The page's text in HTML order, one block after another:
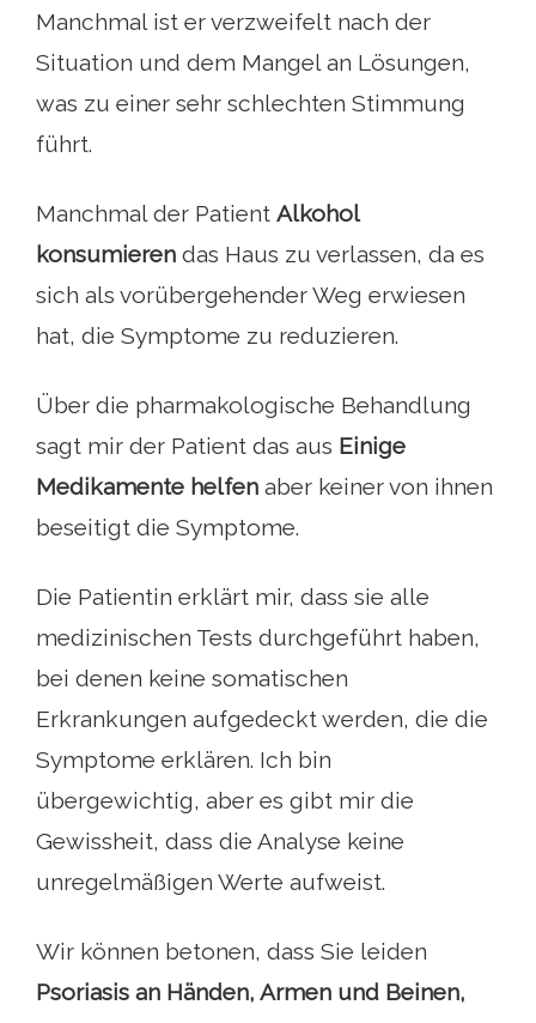
Manchmal ist er verzweifelt nach der
Situation und dem Mangel an Lösungen,
was zu einer sehr schlechten Stimmung
führt.
Manchmal der Patient Alkohol
konsumieren das Haus zu verlassen, da es
sich als vorübergehender Weg erwiesen
hat, die Symptome zu reduzieren.
Über die pharmakologische Behandlung
sagt mir der Patient das aus Einige
Medikamente helfen aber keiner von ihnen
beseitigt die Symptome.
Die Patientin erklärt mir, dass sie alle
medizinischen Tests durchgeführt haben,
bei denen keine somatischen
Erkrankungen aufgedeckt werden, die die
Symptome erklären. Ich bin
übergewichtig, aber es gibt mir die
Gewissheit, dass die Analyse keine
unregelmäßigen Werte aufweist.
Wir können betonen, dass Sie leiden
Psoriasis an Händen, Armen und Beinen,